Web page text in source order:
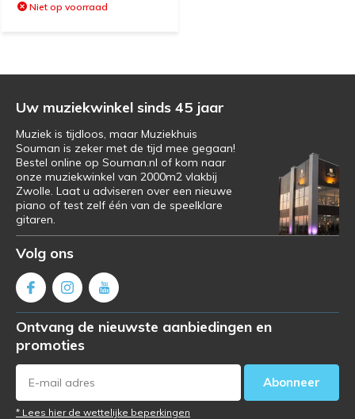
Niet op voorraad
Uw muziekwinkel sinds 45 jaar
Muziek is tijdloos, maar Muziekhuis
Souman is zeker met de tijd mee gegaan!
Bestel online op Souman.nl of kom naar
onze muziekwinkel van 2000m2 vlakbij
Zwolle. Laat u adviseren over een nieuwe
piano of test zelf één van de speelklare
gitaren.
Volg ons
Ontvang de nieuwste aanbiedingen en
promoties
Abonneer
* Lees hier de wettelijke beperkingen